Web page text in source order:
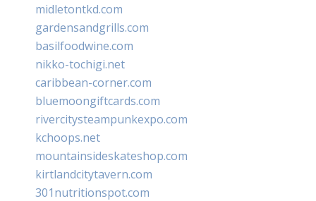
midletontkd.com
gardensandgrills.com
basilfoodwine.com
nikko-tochigi.net
caribbean-corner.com
bluemoongiftcards.com
rivercitysteampunkexpo.com
kchoops.net
mountainsideskateshop.com
kirtlandcitytavern.com
301nutritionspot.com